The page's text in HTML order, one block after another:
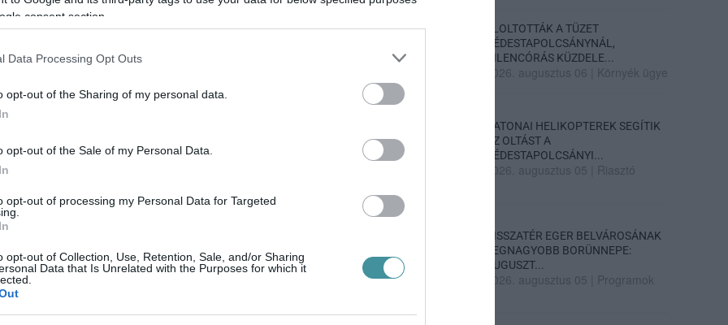
consent section.
Data Processing Opt Outs
opt-out of the Sharing of my personal data.
opt-out of the Sale of my Personal Data.
opt-out of processing my Personal Data for Targeted
opt-out of Collection, Use, Retention, Sale, and/or Sharing
Data that Is Unrelated with the Purposes for which it
szervezett, az uniós migrációs politika
azt is jelezte, hogy videót tesz
„mivé lett a polgári oldal”.
ELOLTOTTÁK A TÜZET
DÉDESTAPOLCSÁNYNÁL,
KILENCÓRÁS KÜZDELE...
2026. augusztus 06 Környék ügye
KATONAI HELIKOPTEREK SEGÍTIK
AZ OLTÁST A
DÉDESTAPOLCSÁNYI...
2026. augusztus 05 Riasztó
VISSZATÉR EGER BELVÁROSÁNAK
LEGNAGYOBB BORÜNNEPE:
AUGUSZT...
2026. augusztus 05 Programok